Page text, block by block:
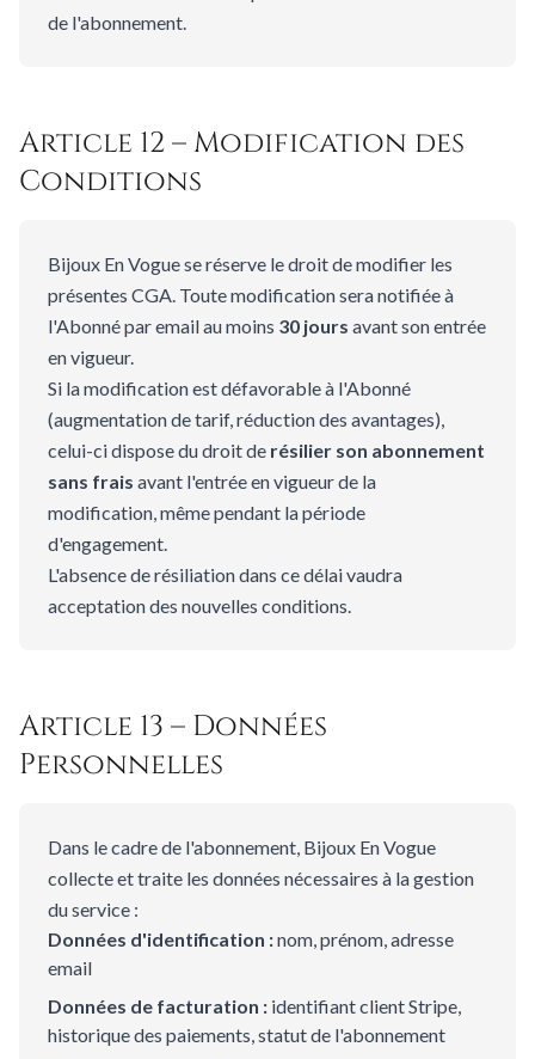
de l'abonnement.
Article 12 – Modification des
Conditions
Bijoux En Vogue se réserve le droit de modifier les
présentes CGA. Toute modification sera notifiée à
l'Abonné par email au moins 30 jours avant son entrée
en vigueur.
Si la modification est défavorable à l'Abonné
(augmentation de tarif, réduction des avantages),
celui-ci dispose du droit de résilier son abonnement
sans frais avant l'entrée en vigueur de la
modification, même pendant la période
d'engagement.
L'absence de résiliation dans ce délai vaudra
acceptation des nouvelles conditions.
Article 13 – Données
Personnelles
Dans le cadre de l'abonnement, Bijoux En Vogue
collecte et traite les données nécessaires à la gestion
du service :
Données d'identification :nom, prénom, adresse
email
Données de facturation : identifiant client Stripe,
historique des paiements, statut de l'abonnement